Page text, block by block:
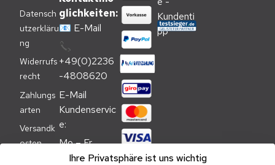
Ihre Privatsphäre ist uns wichtig
Datensch
utzerkläru
ng
Widerrufs
recht
Zahlungs
arten
Versandk
osten
glichkeiten:
📧 E-Mail
📞
+49(0)2236
-4808620
E-Mail
Kundenservic
e:
Mo – Fr
09:00 –